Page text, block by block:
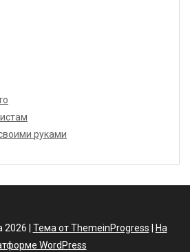
руками
| Тема от ThemeinProgress
На
WordPress